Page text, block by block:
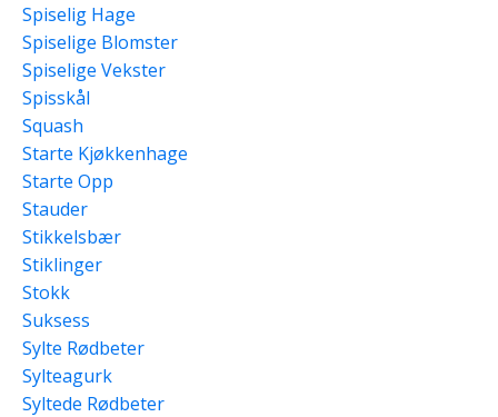
Spiselig Hage
Spiselige Blomster
Spiselige Vekster
Spisskål
Squash
Starte Kjøkkenhage
Starte Opp
Stauder
Stikkelsbær
Stiklinger
Stokk
Suksess
Sylte Rødbeter
Sylteagurk
Syltede Rødbeter